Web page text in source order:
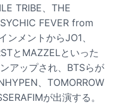
TRIBE、THE
FEVER from
ンメントからJO1、
とMAZZELといった
アップされ、BTSらが
、TOMORROW
が出演する。